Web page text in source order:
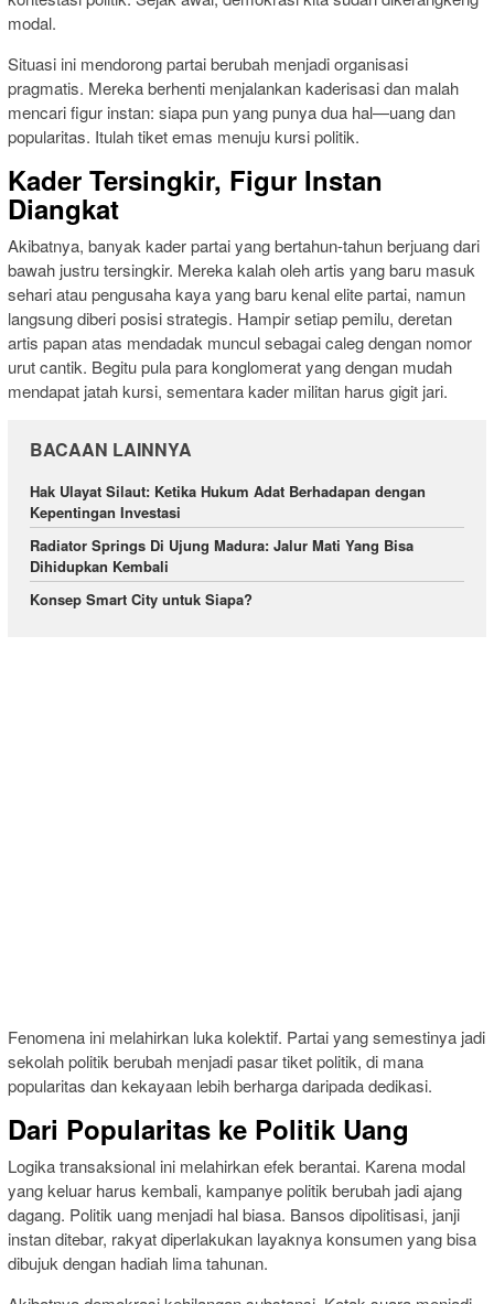
modal.
Situasi ini mendorong partai berubah menjadi organisasi
pragmatis. Mereka berhenti menjalankan kaderisasi dan malah
mencari figur instan: siapa pun yang punya dua hal—uang dan
popularitas. Itulah tiket emas menuju kursi politik.
Kader Tersingkir, Figur Instan
Diangkat
Akibatnya, banyak kader partai yang bertahun-tahun berjuang dari
bawah justru tersingkir. Mereka kalah oleh artis yang baru masuk
sehari atau pengusaha kaya yang baru kenal elite partai, namun
langsung diberi posisi strategis. Hampir setiap pemilu, deretan
artis papan atas mendadak muncul sebagai caleg dengan nomor
urut cantik. Begitu pula para konglomerat yang dengan mudah
mendapat jatah kursi, sementara kader militan harus gigit jari.
BACAAN LAINNYA
Hak Ulayat Silaut: Ketika Hukum Adat Berhadapan dengan
Kepentingan Investasi
Radiator Springs Di Ujung Madura: Jalur Mati Yang Bisa
Dihidupkan Kembali
Konsep Smart City untuk Siapa?
Fenomena ini melahirkan luka kolektif. Partai yang semestinya jadi
sekolah politik berubah menjadi pasar tiket politik, di mana
popularitas dan kekayaan lebih berharga daripada dedikasi.
Dari Popularitas ke Politik Uang
Logika transaksional ini melahirkan efek berantai. Karena modal
yang keluar harus kembali, kampanye politik berubah jadi ajang
dagang. Politik uang menjadi hal biasa. Bansos dipolitisasi, janji
instan ditebar, rakyat diperlakukan layaknya konsumen yang bisa
dibujuk dengan hadiah lima tahunan.